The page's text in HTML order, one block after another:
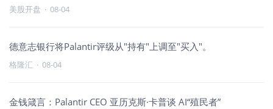
美股开盘 · 08-04
德意志银行将Palantir评级从"持有"上调至"买入"。
格隆汇 · 08-04
金钱箴言：Palantir CEO 亚历克斯·卡普谈 AI“殖民者”